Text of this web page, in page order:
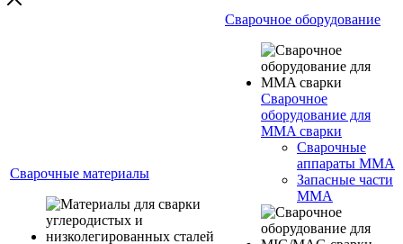
Сварочные материалы
Сварочное оборудование
Сварочное
оборудование для
MMA сварки
Сварочные
аппараты MMA
Запасные части
MMA